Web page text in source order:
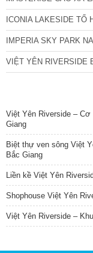
ICONIA LAKESIDE TỐ
IMPERIA SKY PARK
VIỆT YÊN RIVERSIDE
Việt Yên Riverside –
Giang
Biệt thự ven sông Việt
Bắc Giang
Liền kề Việt Yên
Shophouse Việt Yên
Việt Yên Riverside –